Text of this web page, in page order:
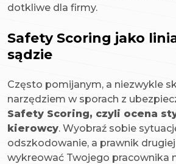
dotkliwe dla firmy.
Safety Scoring jako
sądzie
Często pomijanym, a niezwykle
narzędziem w sporach z
Safety Scoring, czyli ocena
kierowcy. Wyobraź sobie
odszkodowanie, a prawnik
wykreować Twojego pracownika